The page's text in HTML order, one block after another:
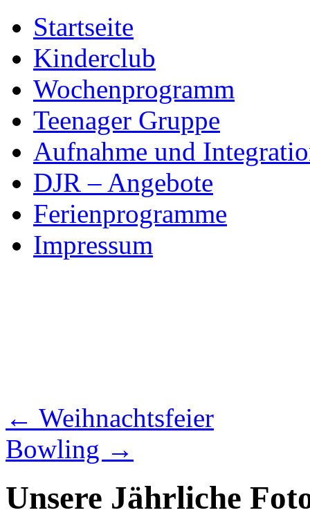
to
contentStartseite
Kinderclub
Wochenprogramm
Teenager Gruppe
Aufnahme und
DJR – Angebote
Ferienprogramme
Impressum
← Weihnachtsfeier
Bowling →
Unsere Jährliche